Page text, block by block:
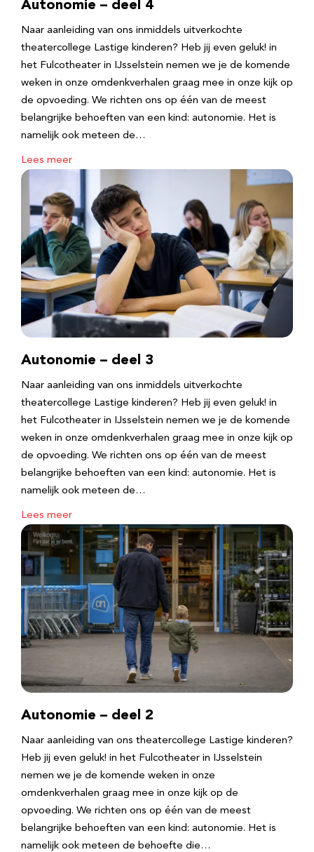
Autonomie – deel 4
Naar aanleiding van ons inmiddels uitverkochte
theatercollege Lastige kinderen? Heb jij even geluk! in
het Fulcotheater in IJsselstein nemen we je de komende
weken in onze omdenkverhalen graag mee in onze kijk op
de opvoeding. We richten ons op één van de meest
belangrijke behoeften van een kind: autonomie. Het is
namelijk ook meteen de…
Lees meer
Autonomie – deel 3
Naar aanleiding van ons inmiddels uitverkochte
theatercollege Lastige kinderen? Heb jij even geluk! in
het Fulcotheater in IJsselstein nemen we je de komende
weken in onze omdenkverhalen graag mee in onze kijk op
de opvoeding. We richten ons op één van de meest
belangrijke behoeften van een kind: autonomie. Het is
namelijk ook meteen de…
Lees meer
Autonomie – deel 2
Naar aanleiding van ons theatercollege Lastige kinderen?
Heb jij even geluk! in het Fulcotheater in IJsselstein
nemen we je de komende weken in onze
omdenkverhalen graag mee in onze kijk op de
opvoeding. We richten ons op één van de meest
belangrijke behoeften van een kind: autonomie. Het is
namelijk ook meteen de behoefte die…